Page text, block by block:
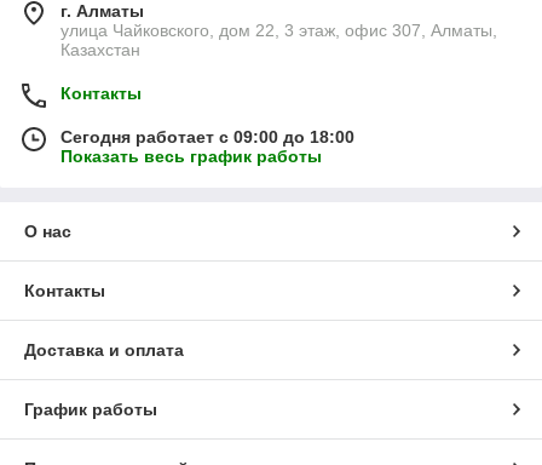
г. Алматы
улица Чайковского, дом 22, 3 этаж, офис 307, Алматы,
Казахстан
Контакты
Сегодня работает с 09:00 до 18:00
Показать весь график работы
О нас
Контакты
Доставка и оплата
График работы